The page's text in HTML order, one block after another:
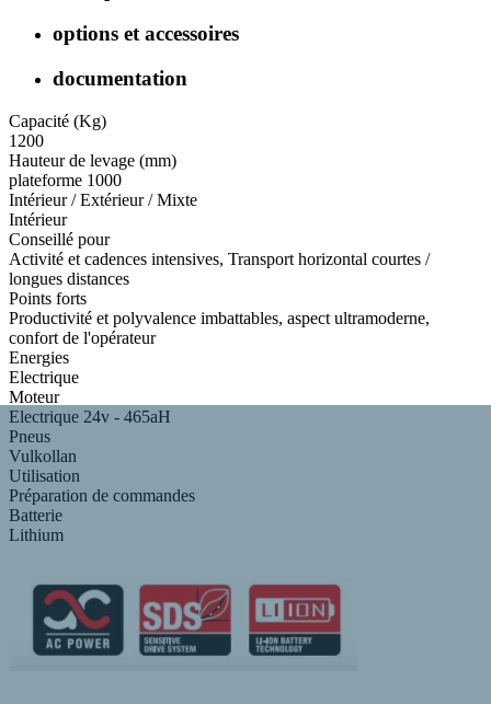
options et accessoires
documentation
Capacité (Kg)
1200
Hauteur de levage (mm)
plateforme 1000
Intérieur / Extérieur / Mixte
Intérieur
Conseillé pour
Activité et cadences intensives, Transport horizontal courtes /
longues distances
Points forts
Productivité et polyvalence imbattables, aspect ultramoderne,
confort de l'opérateur
Energies
Electrique
Moteur
Electrique 24v - 465aH
Pneus
Vulkollan
Utilisation
Préparation de commandes
Batterie
Lithium